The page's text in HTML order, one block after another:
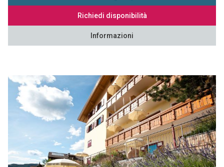
Richiedi disponibilità
Informazioni